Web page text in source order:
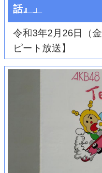
話』」
令和3年2月26日（
ピート放送】